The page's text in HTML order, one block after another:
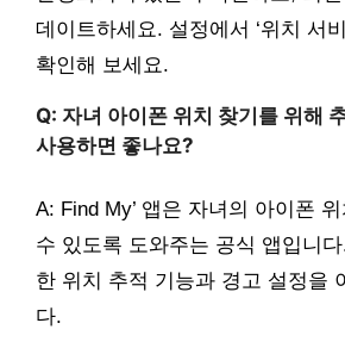
데이트하세요. 설정에서 ‘위치 서
확인해 보세요.
Q: 자녀 아이폰 위치 찾기를 위해
사용하면 좋나요?
A: Find My’ 앱은 자녀의 아이폰
수 있도록 도와주는 공식 앱입니
한 위치 추적 기능과 경고 설정을
다.